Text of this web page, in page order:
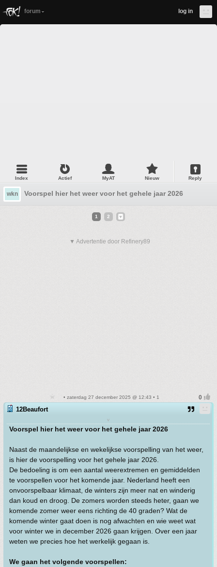
forum log in
Index Actief MyAT Nieuw Reply
wkn Voorspel hier het weer voor het gehele jaar 2026
1 2
▼ Advertentie door Refinery89
• zaterdag 27 december 2025 @ 12:43 • 1
12Beaufort
v
Voorspel hier het weer voor het gehele jaar 2026
Naast de maandelijkse en wekelijkse voorspelling van het weer,
is hier de voorspelling voor het gehele jaar 2026.
De bedoeling is om een aantal weerextremen en gemiddelden
te voorspellen voor het komende jaar. Nederland heeft een
onvoorspelbaar klimaat, de winters zijn meer nat en winderig
dan koud en droog. De zomers worden steeds heter, gaan we
komende zomer weer eens richting de 40 graden? Wat de
komende winter gaat doen is nog afwachten en wie weet wat
voor winter we in december 2026 gaan krijgen. Over een jaar
weten we precies hoe het werkelijk gegaan is.
We gaan het volgende voorspellen: